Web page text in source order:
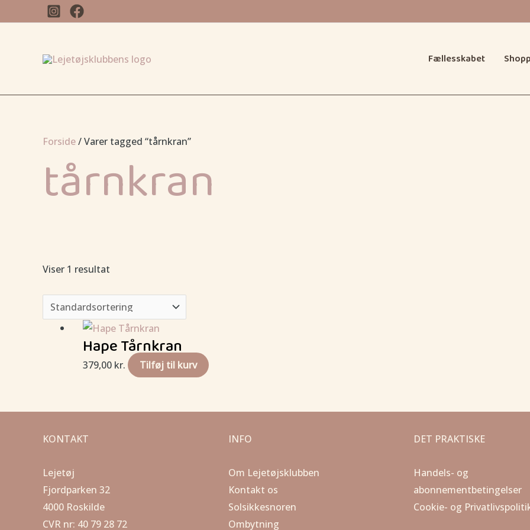
til
Fællesskabet
Forside/ Varer tagged “tårnkran”
tårnkran
Viser 1 resultat
Hape Tårnkran
379,00 kr. Tilføj til kurv
KONTAKT
Lejetøj
Fjordparken 32
4000 Roskilde
CVR nr: 40 79 28 72
INFO
Om Lejetøjsklubben
Kontakt os
Solsikkesnoren
Ombytning
DET PRAKTISKE
Handels- og
abonnementbetingelser
Cookie- og